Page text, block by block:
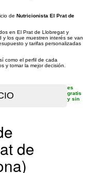
de Nutricionista El Prat de
en El Prat de Llobregat y
y los que muestren interés se van
y tarifas personalizadas
como el perfil de cada
y tomar la mejor decisión.
es
gratis
y sin
de